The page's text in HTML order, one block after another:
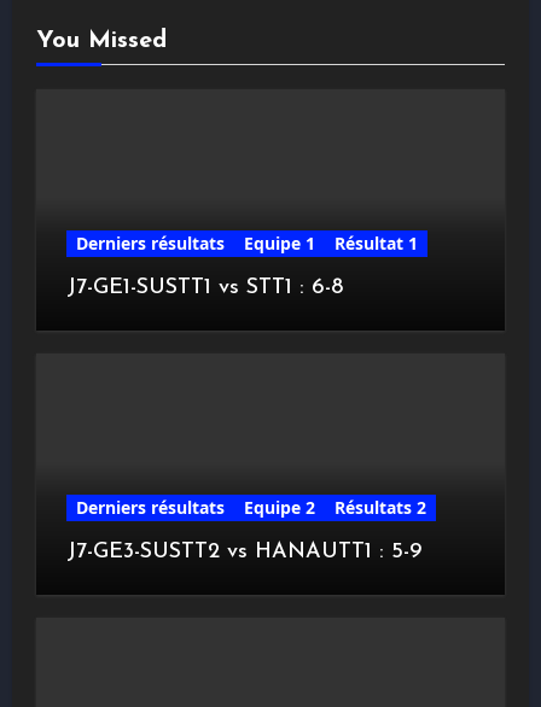
You Missed
Derniers résultats Equipe 1
Résultat 1
J7-GE1-SUSTT1 vs STT1 : 6-8
Derniers résultats Equipe 2
Résultats 2
J7-GE3-SUSTT2 vs HANAUTT1 : 5-9